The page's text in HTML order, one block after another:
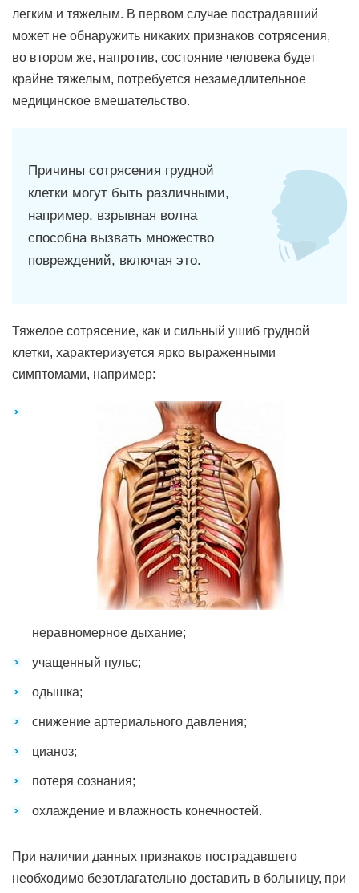
легким и тяжелым. В первом случае пострадавший
может не обнаружить никаких признаков сотрясения,
во втором же, напротив, состояние человека будет
крайне тяжелым, потребуется незамедлительное
медицинское вмешательство.
Причины сотрясения грудной
клетки могут быть различными,
например, взрывная волна
способна вызвать множество
повреждений, включая это.
Тяжелое сотрясение, как и сильный ушиб грудной
клетки, характеризуется ярко выраженными
симптомами, например:
неравномерное дыхание;
учащенный пульс;
одышка;
снижение артериального давления;
цианоз;
потеря сознания;
охлаждение и влажность конечностей.
При наличии данных признаков пострадавшего
необходимо безотлагательно доставить в больницу, при